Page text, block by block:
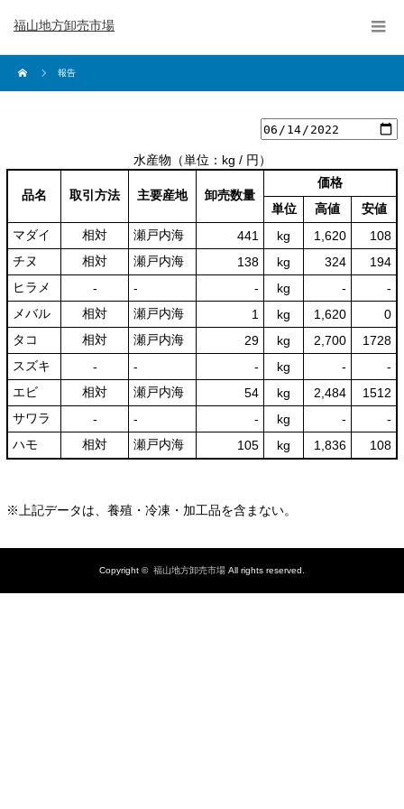
福山地方卸売市場
報告
水産物 （単位：kg / 円）
品名 取引方法 主要産地 卸売数量
価格
単位
高値
安値
マダイ
相対 瀬戸内海 441 kg 1,620
108
チヌ
相対 瀬戸内海 138 kg 324
194
ヒラメ
‐ ‐ ‐ kg -
‐
メバル
相対 瀬戸内海 1 kg 1,620
0
タコ
相対 瀬戸内海 29 kg 2,700
1728
スズキ
‐ ‐ ‐ kg -
‐
エビ
相対 瀬戸内海 54 kg 2,484
1512
サワラ
‐ ‐ ‐ kg -
‐
ハモ
相対 瀬戸内海 105 kg 1,836 108
※上記データは、養殖・冷凍・加工品を含まない。
Copyright © 福山地方卸売市場 All rights reserved.